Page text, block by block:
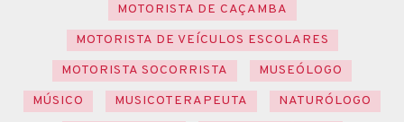
MOTORISTA DE CAÇAMBA
MOTORISTA DE VEÍCULOS ESCOLARES
MOTORISTA SOCORRISTA
MUSEÓLOGO
MÚSICO
MUSICOTERAPEUTA
NATURÓLOGO